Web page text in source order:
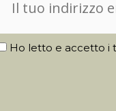
Ho letto e accetto i